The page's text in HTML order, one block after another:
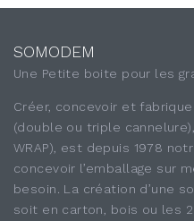
SOMODEM
Une Petite boite pour les
Créer, concevoir et
(double ou triple
WRAP), est depuis 1978
concevoir l’emballage sur
besoin. La création d’une
soit en carton, bois ou les